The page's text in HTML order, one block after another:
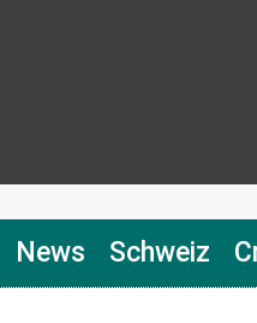
News Schweiz